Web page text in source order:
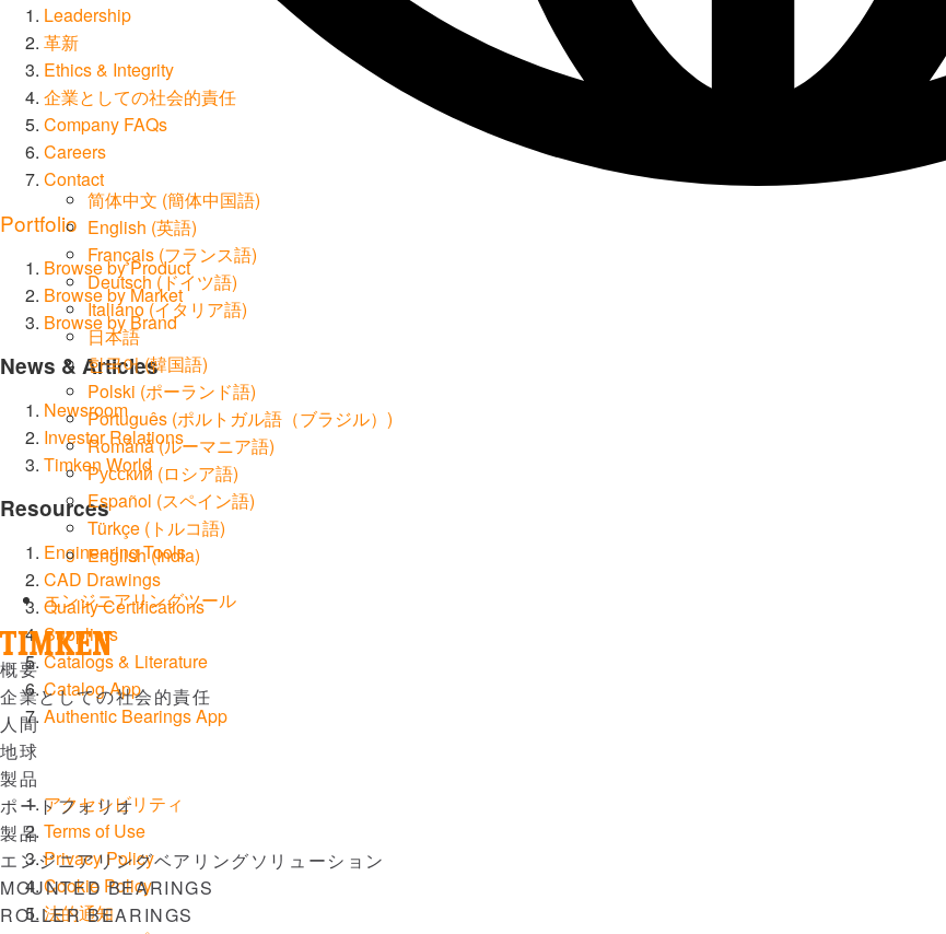
简体中文 (簡体中国語)
English (英語)
Français (フランス語)
Deutsch(ドイツ語)
Italiano(イタリア語)
日本語
한국어(韓国語)
Polski (ポーランド語)
Português (ポルトガル語（ブラジル） )
Română(ルーマニア語)
Русский (ロシア語)
Español (スペイン語)
Türkçe ( トルコ語)
English (India)
エンジニアリングツール
Menu
概要
企業としての社会的責任
人間
地球
製品
ポートフォリオ
製品
エンジニアリングベアリングソリューション
MOUNTED BEARINGS
ROLLER BEARINGS
Leadership
革新
Ethics & Integrity
企業としての社会的責任
Company FAQs
Careers
Contact
Portfolio
Browse by Product
Browse by Market
Browse by Brand
News & Articles
Newsroom
Investor Relations
Timken World
Resources
Engineering Tools
CAD Drawings
Quality Certifications
Suppliers
Catalogs & Literature
Catalog App
Authentic Bearings App
アクセシビリティ
Terms of Use
Privacy Policy
Cookie Policy
法的通知